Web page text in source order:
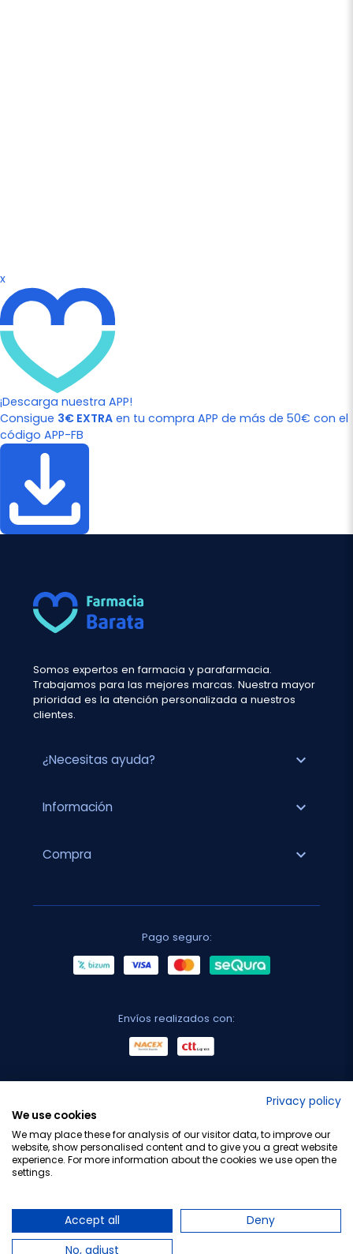
x
¡Descarga nuestra APP!
Consigue 3€ EXTRA en tu compra APP de más de 50€ con el
código APP-FB
Somos expertos en farmacia y parafarmacia.
Trabajamos para las mejores marcas. Nuestra mayor
prioridad es la atención personalizada a nuestros
clientes.
¿Necesitas ayuda? expand_more
Información expand_more
Compra expand_more
Pago seguro:
Envíos realizados con:
Privacy policy
We use cookies
We may place these for analysis of our visitor data, to improve our
website, show personalised content and to give you a great website
experience. For more information about the cookies we use open the
settings.
Accept all
Deny
No, adjust